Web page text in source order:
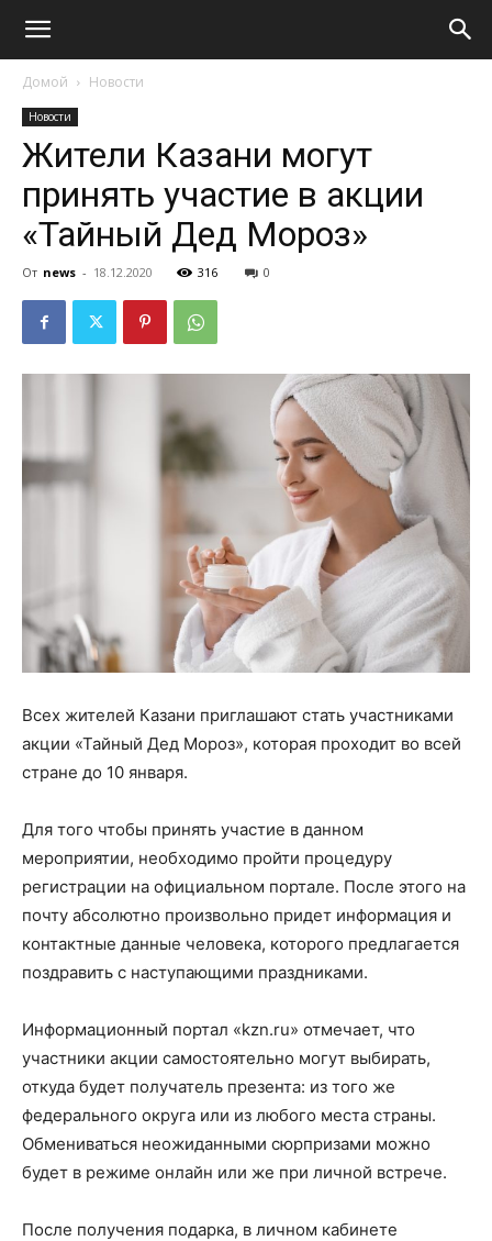
Домой Новости
Новости
Жители Казани могут
принять участие в акции
«Тайный Дед Мороз»
От news - 18.12.2020 316 0
Всех жителей Казани приглашают стать участниками
акции «Тайный Дед Мороз», которая проходит во всей
стране до 10 января.
Для того чтобы принять участие в данном
мероприятии, необходимо пройти процедуру
регистрации на официальном портале. После этого на
почту абсолютно произвольно придет информация и
контактные данные человека, которого предлагается
поздравить с наступающими праздниками.
Информационный портал «kzn.ru» отмечает, что
участники акции самостоятельно могут выбирать,
откуда будет получатель презента: из того же
федерального округа или из любого места страны.
Обмениваться неожиданными сюрпризами можно
будет в режиме онлайн или же при личной встрече.
После получения подарка, в личном кабинете